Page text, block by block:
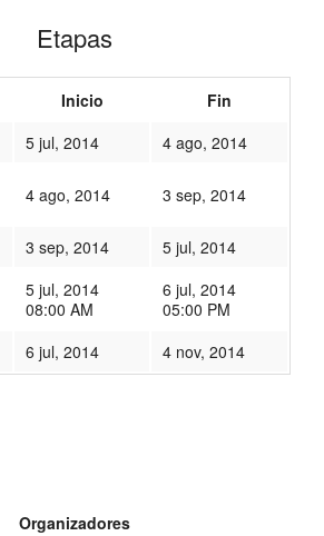
Etapas
Inicio
Fin
5 jul, 2014
4 ago, 2014
4 ago, 2014 3 sep, 2014
3 sep, 2014 5 jul, 2014
5 jul, 2014
08:00 AM
6 jul, 2014
05:00 PM
6 jul, 2014 4 nov, 2014
Organizadores